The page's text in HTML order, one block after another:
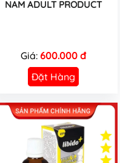
NAM ADULT PRODUCT
Giá: 600.000 đ
Đặt Hàng